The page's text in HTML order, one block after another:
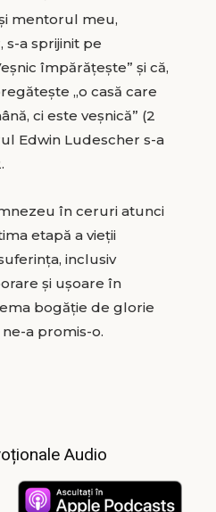
mentorul meu,
a sprijinit pe
împărăţeşte” şi că,
„o casă care
ci este veşnică” (2
Edwin Ludescher s-a
în ceruri atunci
etapă a vieţii
inclusiv
şi uşoare în
bogăţie de glorie
a promis-o.
Audio